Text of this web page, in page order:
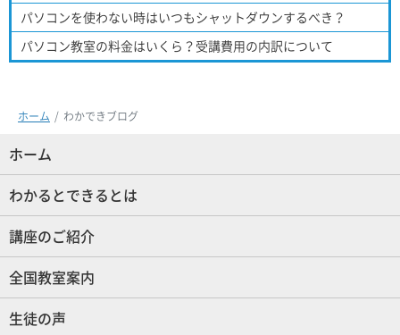
パソコンを使わない時はいつもシャットダウンするべき？
パソコン教室の料金はいくら？受講費用の内訳について
ホーム わかできブログ
ホーム
わかるとできるとは
講座のご紹介
全国教室案内
生徒の声